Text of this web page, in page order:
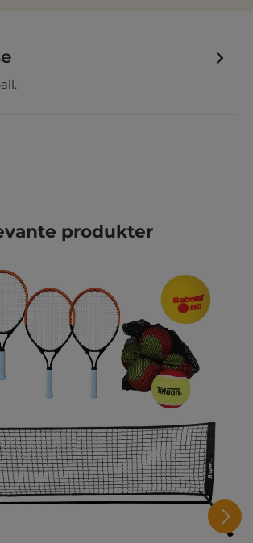
produkter